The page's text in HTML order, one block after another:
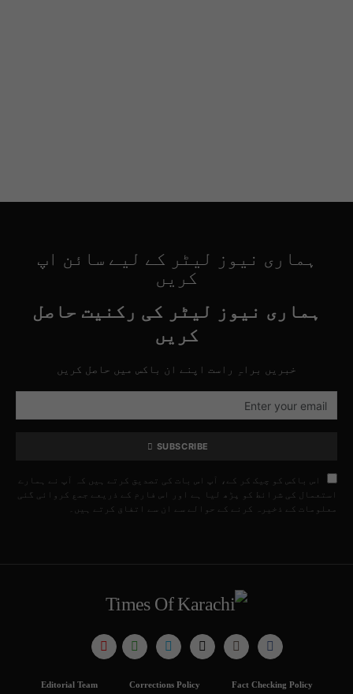
ہماری نیوز لیٹر کے لیے سائن اپ
کریں
ہماری نیوز لیٹر کی رکنیت حاصل
کریں
خبریں براہِ راست اپنے ان باکس میں حاصل کریں
SUBSCRIBE
اس باکس کو چیک کر کے، آپ اس بات کی تصدیق کرتے ہیں کہ آپ نے ہمارے
استعمال کی شرائط کو پڑھ لیا ہے اور اس فارم کے ذریعے جمع کروائی گئی
معلومات کے ذخیرہ کرنے کے حوالے سے ان سے اتفاق کرتے ہیں۔
Fact Checking Policy
Corrections Policy
Editorial Team